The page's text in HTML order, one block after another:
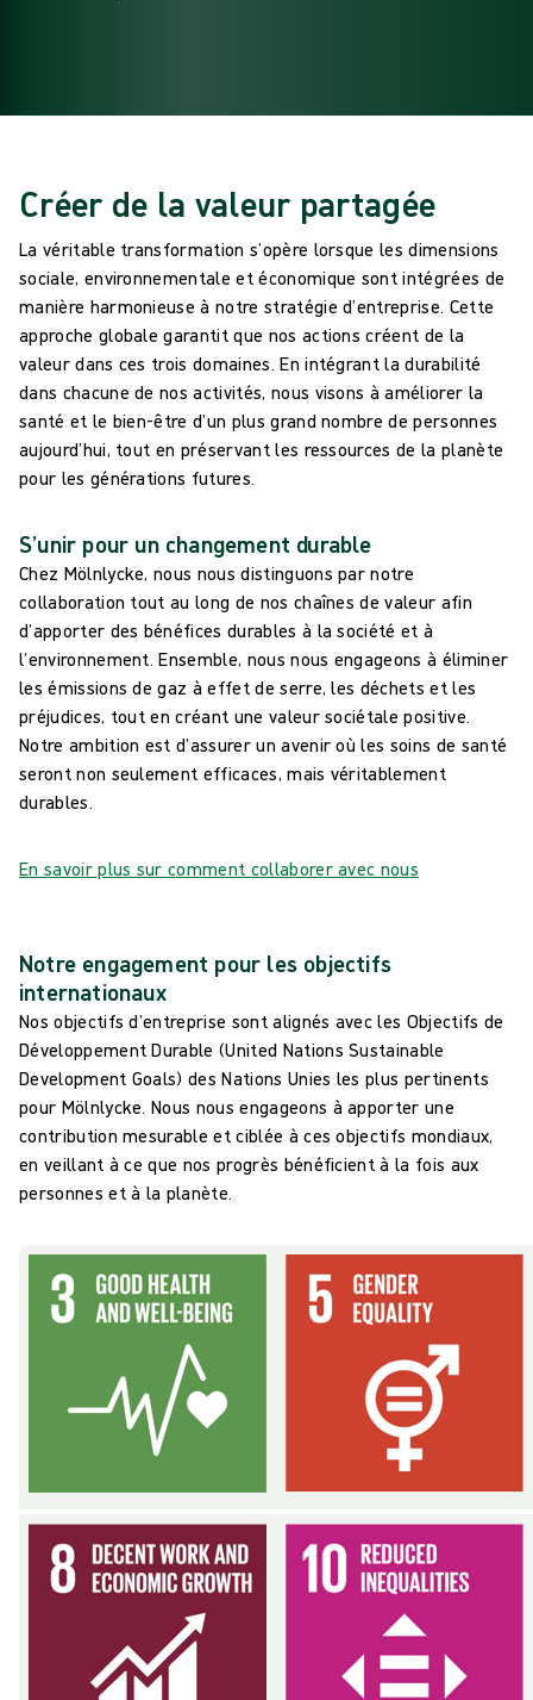
Créer de la valeur partagée
La véritable transformation s’opère lorsque les dimensions
sociale, environnementale et économique sont intégrées de
manière harmonieuse à notre stratégie d’entreprise. Cette
approche globale garantit que nos actions créent de la
valeur dans ces trois domaines. En intégrant la durabilité
dans chacune de nos activités, nous visons à améliorer la
santé et le bien-être d’un plus grand nombre de personnes
aujourd’hui, tout en préservant les ressources de la planète
pour les générations futures.
S’unir pour un changement durable
Chez Mölnlycke, nous nous distinguons par notre
collaboration tout au long de nos chaînes de valeur afin
d’apporter des bénéfices durables à la société et à
l’environnement. Ensemble, nous nous engageons à éliminer
les émissions de gaz à effet de serre, les déchets et les
préjudices, tout en créant une valeur sociétale positive.
Notre ambition est d’assurer un avenir où les soins de santé
seront non seulement efficaces, mais véritablement
durables.
En savoir plus sur comment collaborer avec nous
Notre engagement pour les objectifs
internationaux
Nos objectifs d’entreprise sont alignés avec les Objectifs de
Développement Durable (United Nations Sustainable
Development Goals) des Nations Unies les plus pertinents
pour Mölnlycke. Nous nous engageons à apporter une
contribution mesurable et ciblée à ces objectifs mondiaux,
en veillant à ce que nos progrès bénéficient à la fois aux
personnes et à la planète.